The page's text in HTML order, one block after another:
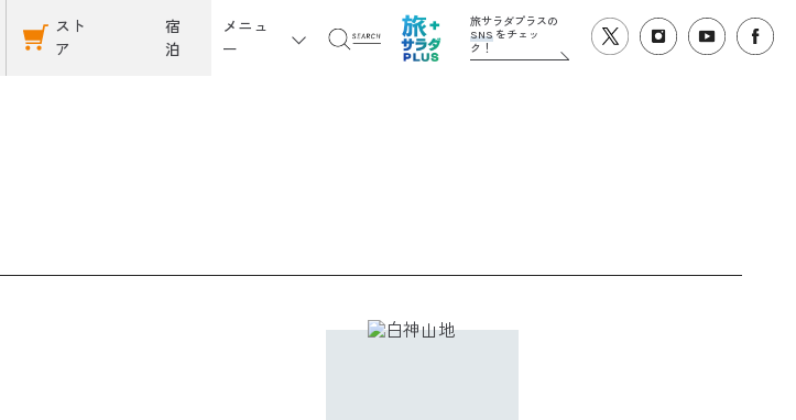
スト
ア
宿
泊
メニュ
ー
旅サラダプラスの
SNSをチェッ
ク！